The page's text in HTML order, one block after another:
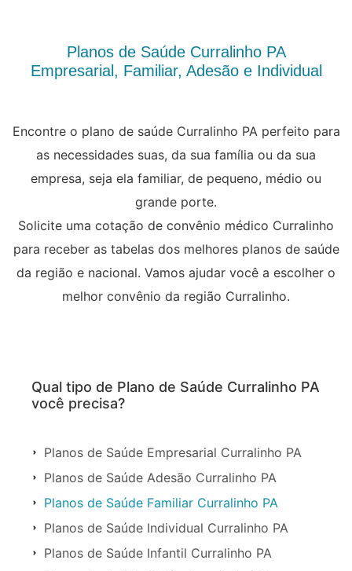
Planos de Saúde Curralinho PA
Empresarial, Familiar, Adesão e Individual
Encontre o plano de saúde Curralinho PA perfeito para
as necessidades suas, da sua família ou da sua
empresa, seja ela familiar, de pequeno, médio ou
grande porte.
Solicite uma cotação de convênio médico Curralinho
para receber as tabelas dos melhores planos de saúde
da região e nacional. Vamos ajudar você a escolher o
melhor convênio da região Curralinho.
Qual tipo de Plano de Saúde Curralinho PA
você precisa?
Planos de Saúde Empresarial Curralinho PA
Planos de Saúde Adesão Curralinho PA
Planos de Saúde Familiar Curralinho PA
Planos de Saúde Individual Curralinho PA
Planos de Saúde Infantil Curralinho PA